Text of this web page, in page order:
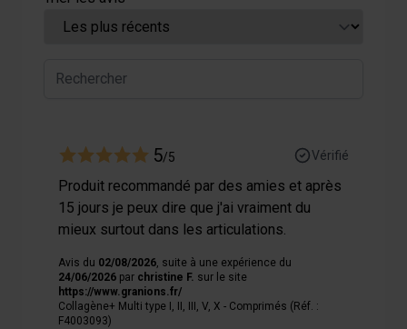
5/5 Vérifié
Produit recommandé par des amies et après
15 jours je peux dire que j'ai vraiment du
mieux surtout dans les articulations.
Avis du 02/08/2026, suite à une expérience du
24/06/2026 par christine F. sur le site
https://www.granions.fr/
Collagène+ Multi type I, II, III, V, X - Comprimés (Réf. :
F4003093)